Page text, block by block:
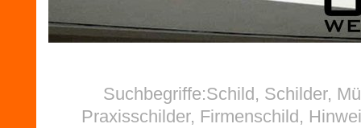
Suchbegriffe:Schild, Schilder,
Praxisschilder, Firmenschild,